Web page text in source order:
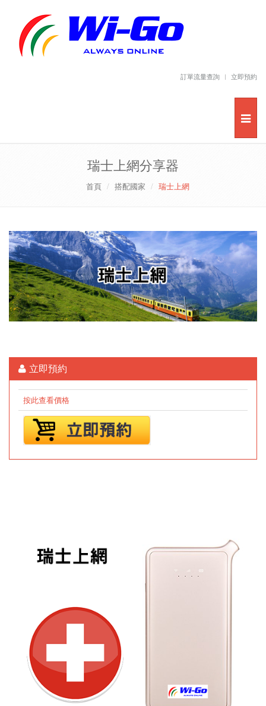
訂單流量查詢 立即預約
瑞士上網分享器
首頁 搭配國家 瑞士上網
立即預約
按此查看價格